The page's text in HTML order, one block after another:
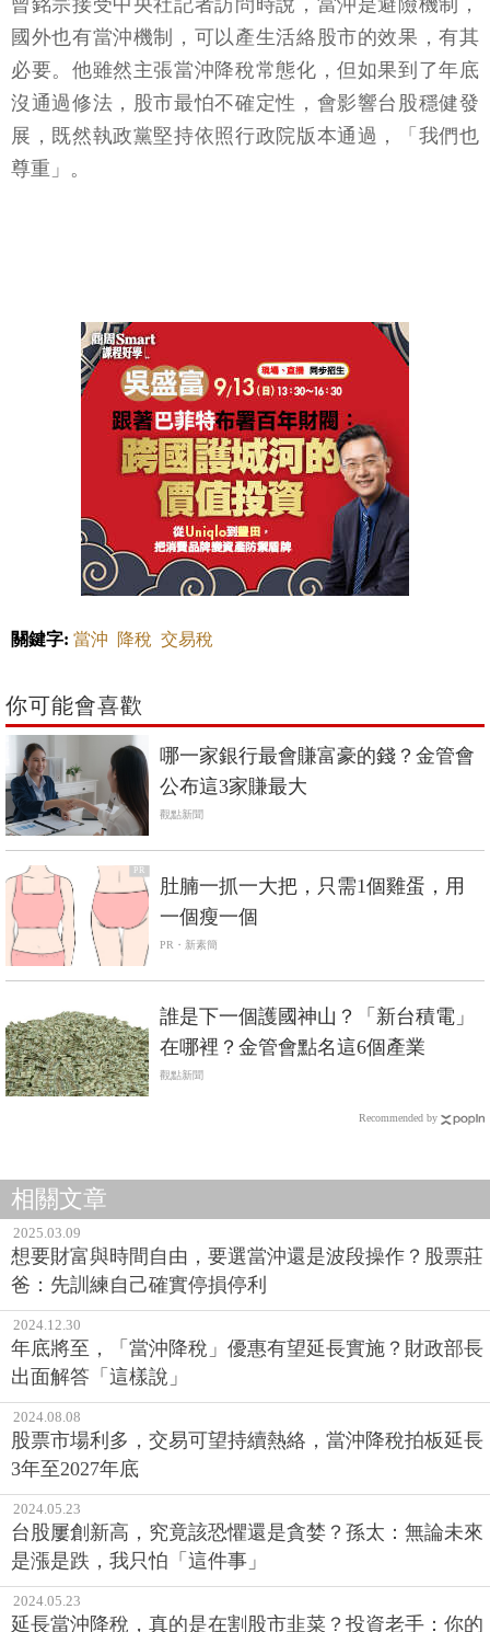
曾銘宗接受中央社記者訪問時說，當沖是避險機制，
國外也有當沖機制，可以產生活絡股市的效果，有其
必要。他雖然主張當沖降稅常態化，但如果到了年底
沒通過修法，股市最怕不確定性，會影響台股穩健發
展，既然執政黨堅持依照行政院版本通過，「我們也
尊重」。
關鍵字: 當沖 降稅 交易稅
你可能會喜歡
哪一家銀行最會賺富豪的錢？金管會
公布這3家賺最大
觀點新聞
PR
肚腩一抓一大把，只需1個雞蛋，用
一個瘦一個
PR・新素簡
誰是下一個護國神山？「新台積電」
在哪裡？金管會點名這6個產業
觀點新聞
Recommended by
相關文章
2025.03.09
想要財富與時間自由，要選當沖還是波段操作？股票莊
爸：先訓練自己確實停損停利
2024.12.30
年底將至，「當沖降稅」優惠有望延長實施？財政部長
出面解答「這樣說」
2024.08.08
股票市場利多，交易可望持續熱絡，當沖降稅拍板延長
3年至2027年底
2024.05.23
台股屢創新高，究竟該恐懼還是貪婪？孫太：無論未來
是漲是跌，我只怕「這件事」
2024.05.23
延長當沖降稅，真的是在割股市韭菜？投資老手：你的